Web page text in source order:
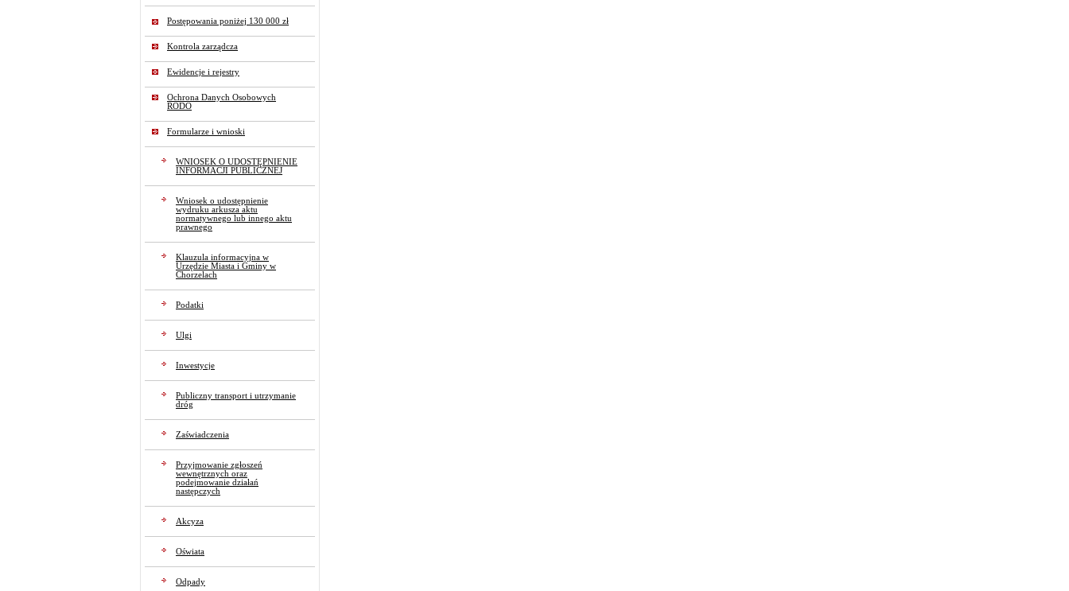
Postępowania poniżej 130 000 zł
Kontrola zarządcza
Ewidencje i rejestry
Ochrona Danych Osobowych
RODO
Formularze i wnioski
WNIOSEK O UDOSTĘPNIENIE
INFORMACJI PUBLICZNEJ
Wniosek o udostępnienie
wydruku arkusza aktu
normatywnego lub innego aktu
prawnego
Klauzula informacyjna w
Urzędzie Miasta i Gminy w
Chorzelach
Podatki
Ulgi
Inwestycje
Publiczny transport i utrzymanie
dróg
Zaświadczenia
Przyjmowanie zgłoszeń
wewnętrznych oraz
podejmowanie działań
następczych
Akcyza
Oświata
Odpady